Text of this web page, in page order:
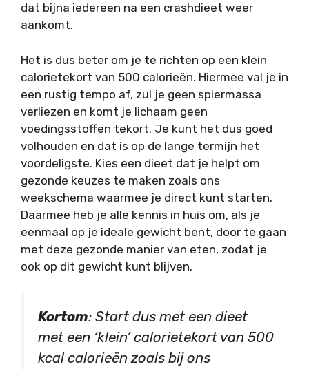
dat bijna iedereen na een crashdieet weer
aankomt.
Het is dus beter om je te richten op een klein
calorietekort van 500 calorieën. Hiermee val je in
een rustig tempo af, zul je geen spiermassa
verliezen en komt je lichaam geen
voedingsstoffen tekort. Je kunt het dus goed
volhouden en dat is op de lange termijn het
voordeligste. Kies een dieet dat je helpt om
gezonde keuzes te maken zoals ons
weekschema waarmee je direct kunt starten.
Daarmee heb je alle kennis in huis om, als je
eenmaal op je ideale gewicht bent, door te gaan
met deze gezonde manier van eten, zodat je
ook op dit gewicht kunt blijven.
Kortom: Start dus met een dieet
met een ‘klein’ calorietekort van 500
kcal calorieën zoals bij ons